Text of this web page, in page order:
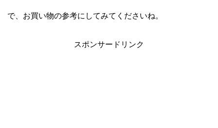
で、お買い物の参考にしてみてくださいね。
スポンサードリンク